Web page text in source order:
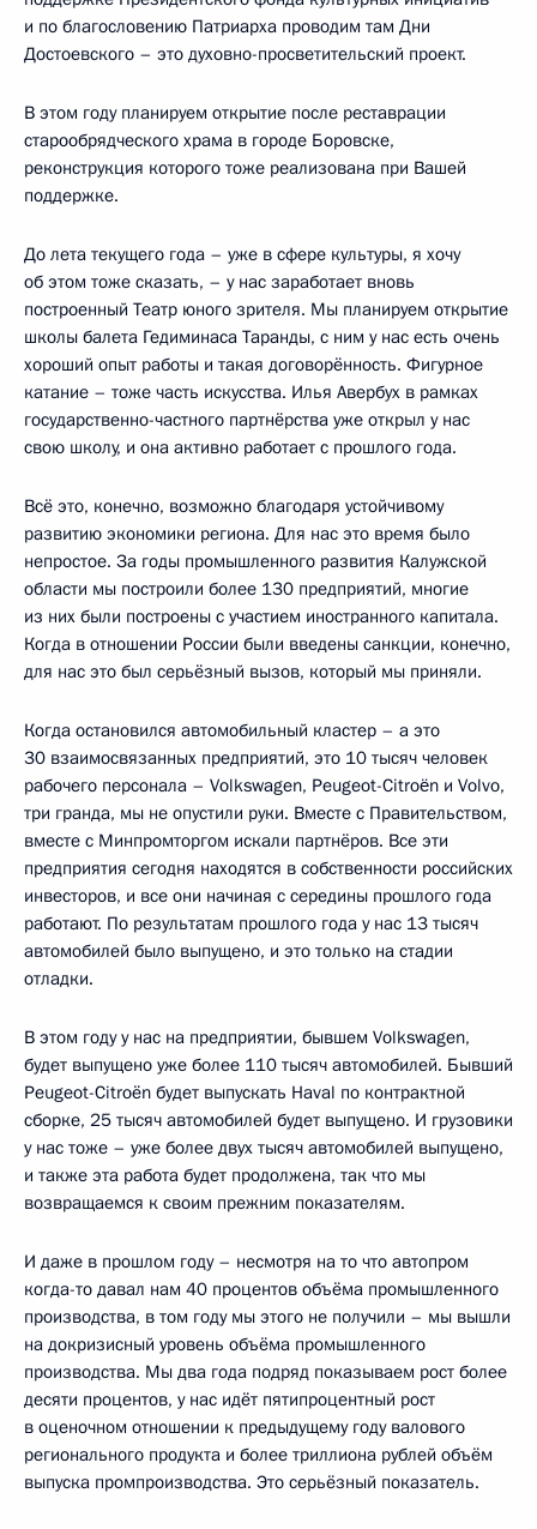
и по благословению Патриарха проводим там Дни
Достоевского – это духовно-просветительский проект.
В этом году планируем открытие после реставрации
старообрядческого храма в городе Боровске,
реконструкция которого тоже реализована при Вашей
поддержке.
До лета текущего года – уже в сфере культуры, я хочу
об этом тоже сказать, – у нас заработает вновь
построенный Театр юного зрителя. Мы планируем открытие
школы балета Гедиминаса Таранды, с ним у нас есть очень
хороший опыт работы и такая договорённость. Фигурное
катание – тоже часть искусства. Илья Авербух в рамках
государственно-частного партнёрства уже открыл у нас
свою школу, и она активно работает с прошлого года.
Всё это, конечно, возможно благодаря устойчивому
развитию экономики региона. Для нас это время было
непростое. За годы промышленного развития Калужской
области мы построили более 130 предприятий, многие
из них были построены с участием иностранного капитала.
Когда в отношении России были введены санкции, конечно,
для нас это был серьёзный вызов, который мы приняли.
Когда остановился автомобильный кластер – а это
30 взаимосвязанных предприятий, это 10 тысяч человек
рабочего персонала – Volkswagen, Peugeot-Citroën и Volvo,
три гранда, мы не опустили руки. Вместе с Правительством,
вместе с Минпромторгом искали партнёров. Все эти
предприятия сегодня находятся в собственности российских
инвесторов, и все они начиная с середины прошлого года
работают. По результатам прошлого года у нас 13 тысяч
автомобилей было выпущено, и это только на стадии
отладки.
В этом году у нас на предприятии, бывшем Volkswagen,
будет выпущено уже более 110 тысяч автомобилей. Бывший
Peugeot-Citroёn будет выпускать Haval по контрактной
сборке, 25 тысяч автомобилей будет выпущено. И грузовики
у нас тоже – уже более двух тысяч автомобилей выпущено,
и также эта работа будет продолжена, так что мы
возвращаемся к своим прежним показателям.
И даже в прошлом году – несмотря на то что автопром
когда-то давал нам 40 процентов объёма промышленного
производства, в том году мы этого не получили – мы вышли
на докризисный уровень объёма промышленного
производства. Мы два года подряд показываем рост более
десяти процентов, у нас идёт пятипроцентный рост
в оценочном отношении к предыдущему году валового
регионального продукта и более триллиона рублей объём
выпуска промпроизводства. Это серьёзный показатель.